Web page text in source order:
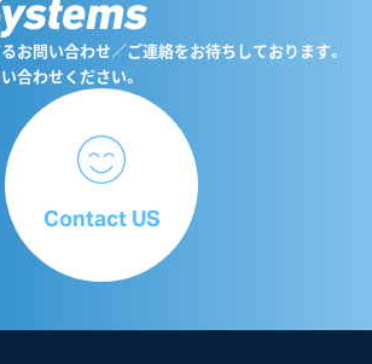
お問い合わせ／ご連絡をお待ちしております。
合わせください。
Contact US